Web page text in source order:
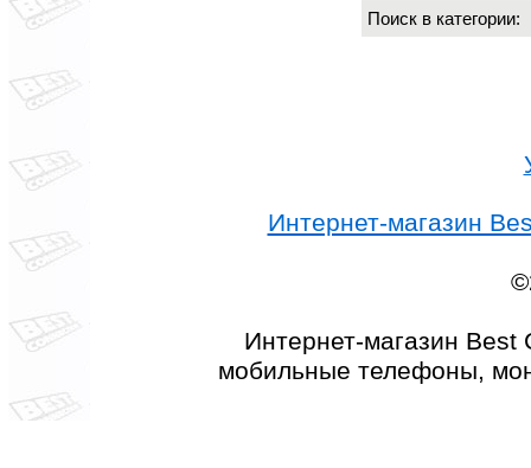
Поиск в
Интернет-магазин
Интернет-магазин Best
мобильные телефоны,